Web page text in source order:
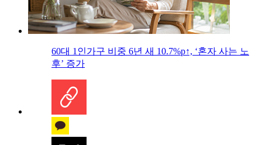
60대 1인가구 비중 6년 새 10.7%p↑, ‘혼자 사는 노
후’ 증가